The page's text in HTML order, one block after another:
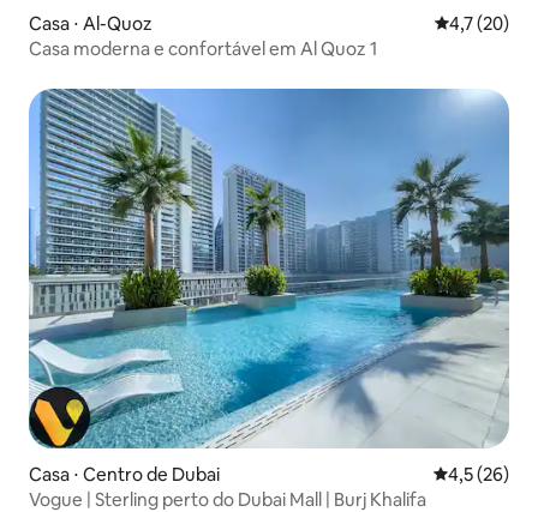
Casa ⋅ Al-Quoz 4,7 de uma
4,7 (20)
Casa moderna e confortável em Al Quoz 1
Casa ⋅ Centro de Dubai 4,5 de uma
4,5 (26)
Vogue | Sterling perto do Dubai Mall | Burj Khalifa